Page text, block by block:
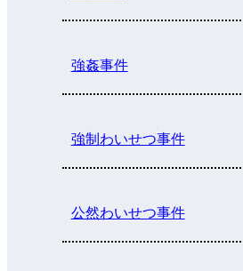
強姦事件
強制わいせつ事件
公然わいせつ事件